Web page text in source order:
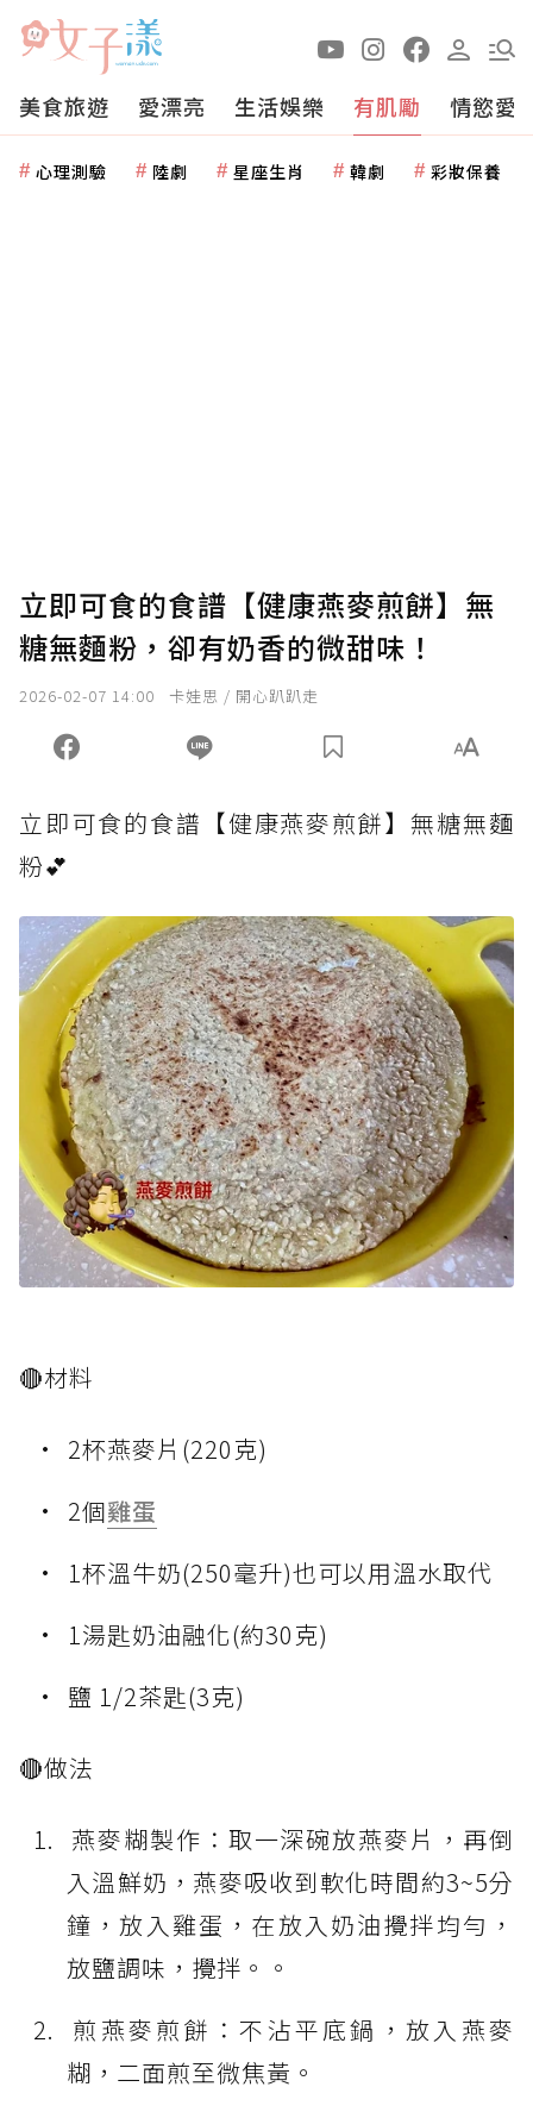
美食旅遊 愛漂亮 生活娛樂 有肌勵 情慾愛
心理測驗 陸劇 星座生肖 韓劇 彩妝保養
立即可食的食譜【健康燕麥煎餅】無
糖無麵粉，卻有奶香的微甜味！
2026-02-07 14:00 卡娃思 / 開心趴趴走
立即可食的食譜【健康燕麥煎餅】無糖無麵
粉💕
🔴材料
2杯燕麥片(220克)
2個雞蛋
1杯溫牛奶(250毫升)也可以用溫水取代
1湯匙奶油融化(約30克)
鹽 1/2茶匙(3克)
🔴做法
燕麥糊製作：取一深碗放燕麥片，再倒
入溫鮮奶，燕麥吸收到軟化時間約3~5分
鐘，放入雞蛋，在放入奶油攪拌均勻，
放鹽調味，攪拌。。
煎燕麥煎餅：不沾平底鍋，放入燕麥
糊，二面煎至微焦黃。